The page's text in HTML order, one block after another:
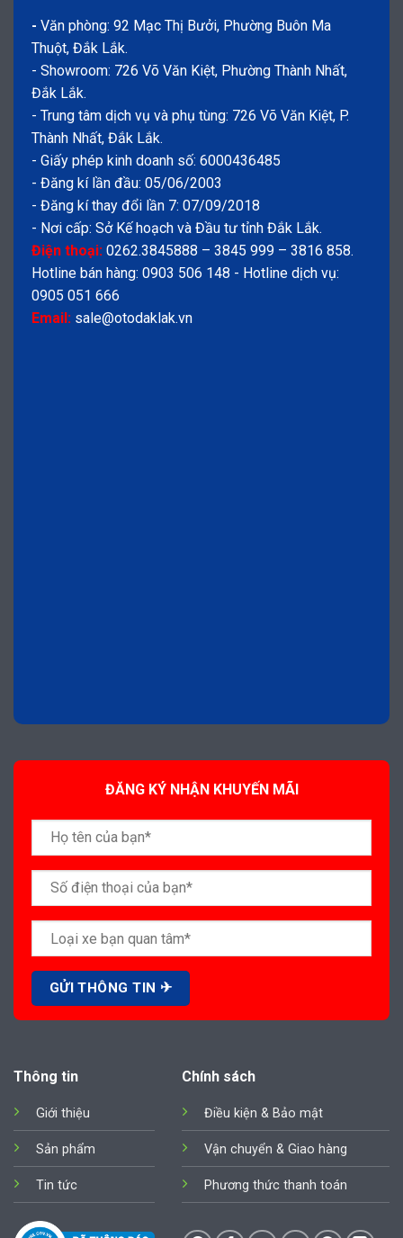
- Văn phòng: 92 Mạc Thị Bưởi, Phường Buôn Ma
Thuột, Đắk Lắk.
- Showroom: 726 Võ Văn Kiệt, Phường Thành Nhất,
Đắk Lắk.
- Trung tâm dịch vụ và phụ tùng: 726 Võ Văn Kiệt, P.
Thành Nhất, Đắk Lắk.
- Giấy phép kinh doanh số: 6000436485
- Đăng kí lần đầu: 05/06/2003
- Đăng kí thay đổi lần 7: 07/09/2018
- Nơi cấp: Sở Kế hoạch và Đầu tư tỉnh Đắk Lắk.
Điện thoại: 0262.3845888 – 3845 999 – 3816 858.
Hotline bán hàng: 0903 506 148 - Hotline dịch vụ:
0905 051 666
Email: sale@otodaklak.vn
ĐĂNG KÝ NHẬN KHUYẾN MÃI
Thông tin
Giới thiệu
Sản phẩm
Tin tức
Chính sách
Điều kiện & Bảo mật
Vận chuyển & Giao hàng
Phương thức thanh toán